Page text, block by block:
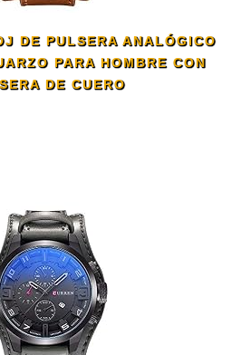
DE PULSERA ANALÓGICO
PARA HOMBRE CON
DE CUERO